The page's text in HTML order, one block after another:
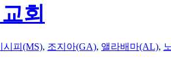
회
시피(MS), 조지아(GA), 앨라배마(AL),